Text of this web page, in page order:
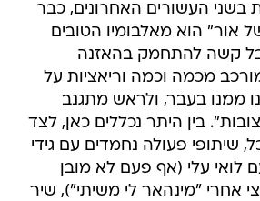
בשני העשורים האחרונים, כבר
אור" הוא מאלבומיו הטובים
קשה להתחמק בהאזנה
מכמה וכמה וריאציות על
ממנו בעבר, ולראש מתגנב
בין היתר נכללים כאן, לצד
שיתופי פעולה נחמדים עם גידי
לואי עלי (אף פעם לא מובן
אחרי "מינהאר לי משיתי"), שיר